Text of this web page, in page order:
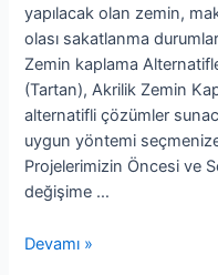
yapılacak olan zemin,
olası sakatlanma
Zemin kaplama
(Tartan), Akrilik Zemin
alternatifli çözümler
uygun yöntemi
Projelerimizin Öncesi ve
değişime …
Devamı »